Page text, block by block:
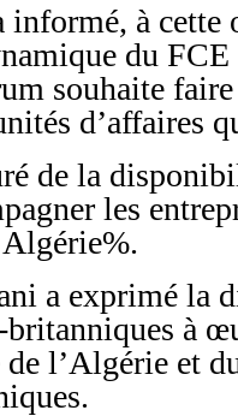
à cette
du FCE
souhaite
d’affaires
de la
les
a exprimé la
britanniques à
l’Algérie et